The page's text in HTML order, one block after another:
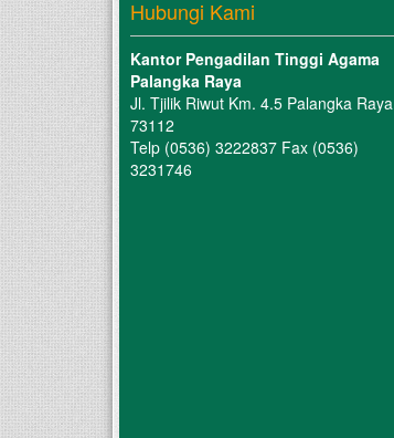
Hubungi Kami
Kantor Pengadilan Tinggi Agama
Palangka Raya
Jl. Tjilik Riwut Km. 4.5 Palangka Raya
73112
Telp (0536) 3222837 Fax (0536)
3231746